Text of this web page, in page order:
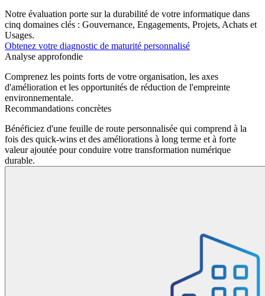
Notre évaluation porte sur la durabilité de votre informatique dans
cinq domaines clés : Gouvernance, Engagements, Projets, Achats et
Usages.
Obtenez votre diagnostic de maturité personnalisé
Analyse approfondie
Comprenez les points forts de votre organisation, les axes
d'amélioration et les opportunités de réduction de l'empreinte
environnementale.
Recommandations concrètes
Bénéficiez d'une feuille de route personnalisée qui comprend à la
fois des quick-wins et des améliorations à long terme et à forte
valeur ajoutée pour conduire votre transformation numérique
durable.